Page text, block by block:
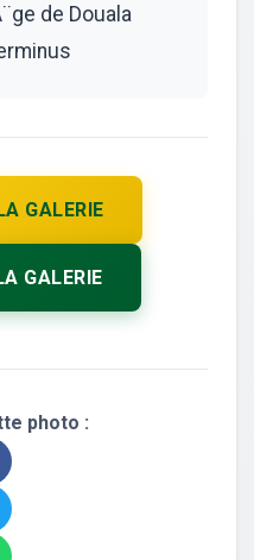
de Douala
GALERIE
GALERIE
photo :